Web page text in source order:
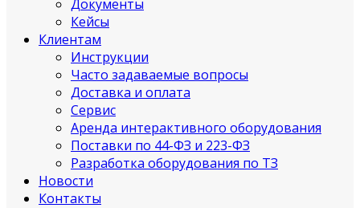
Документы
Кейсы
Клиентам
Инструкции
Часто задаваемые вопросы
Доставка и оплата
Сервис
Аренда интерактивного оборудования
Поставки по 44-ФЗ и 223-ФЗ
Разработка оборудования по ТЗ
Новости
Контакты